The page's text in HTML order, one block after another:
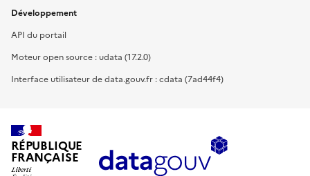
Développement
API du portail
Moteur open source : udata (17.2.0)
Interface utilisateur de data.gouv.fr : cdata (7ad44f4)
RÉPUBLIQUE
FRANÇAISE